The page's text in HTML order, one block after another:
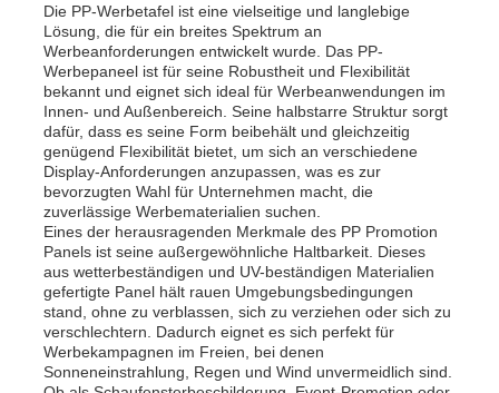
Die PP-Werbetafel ist eine vielseitige und langlebige
Lösung, die für ein breites Spektrum an
Werbeanforderungen entwickelt wurde. Das PP-
Werbepaneel ist für seine Robustheit und Flexibilität
bekannt und eignet sich ideal für Werbeanwendungen im
Innen- und Außenbereich. Seine halbstarre Struktur sorgt
dafür, dass es seine Form beibehält und gleichzeitig
genügend Flexibilität bietet, um sich an verschiedene
Display-Anforderungen anzupassen, was es zur
bevorzugten Wahl für Unternehmen macht, die
zuverlässige Werbematerialien suchen.
Eines der herausragenden Merkmale des PP Promotion
Panels ist seine außergewöhnliche Haltbarkeit. Dieses
aus wetterbeständigen und UV-beständigen Materialien
gefertigte Panel hält rauen Umgebungsbedingungen
stand, ohne zu verblassen, sich zu verziehen oder sich zu
verschlechtern. Dadurch eignet es sich perfekt für
Werbekampagnen im Freien, bei denen
Sonneneinstrahlung, Regen und Wind unvermeidlich sind.